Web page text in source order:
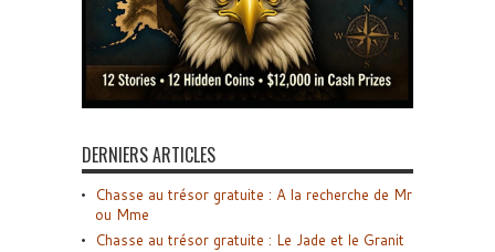
DERNIERS ARTICLES
Chasse au trésor gratuite : A la recherche de Mr
ou Mme
Chasse au trésor gratuite : Le Jade et le Granit